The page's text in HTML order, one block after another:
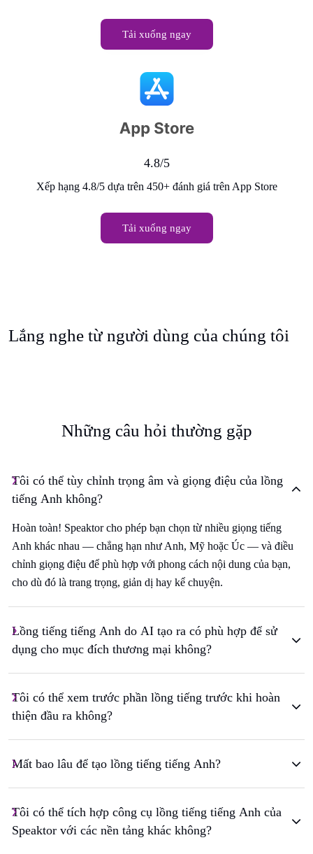
Tải xuống ngay
4.8/5
Xếp hạng 4.8/5 dựa trên 450+ đánh giá trên App Store
Tải xuống ngay
Lắng nghe từ người dùng của chúng tôi
Những câu hỏi thường gặp
Tôi có thể tùy chỉnh trọng âm và giọng điệu của lồng
tiếng Anh không?
Hoàn toàn! Speaktor cho phép bạn chọn từ nhiều giọng tiếng
Anh khác nhau — chẳng hạn như Anh, Mỹ hoặc Úc — và điều
chỉnh giọng điệu để phù hợp với phong cách nội dung của bạn,
cho dù đó là trang trọng, giản dị hay kể chuyện.
Lồng tiếng tiếng Anh do AI tạo ra có phù hợp để sử
dụng cho mục đích thương mại không?
Tôi có thể xem trước phần lồng tiếng trước khi hoàn
thiện đầu ra không?
Mất bao lâu để tạo lồng tiếng tiếng Anh?
Tôi có thể tích hợp công cụ lồng tiếng tiếng Anh của
Speaktor với các nền tảng khác không?